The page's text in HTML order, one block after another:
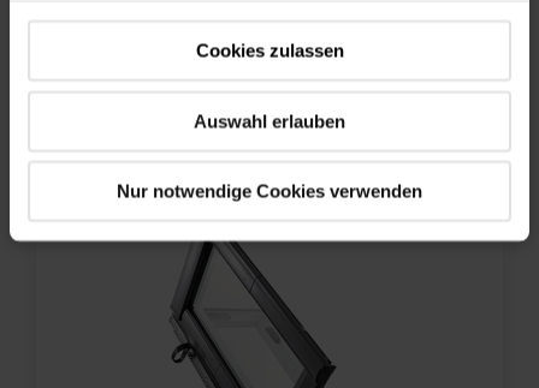
Cookies zulassen
Auswahl erlauben
Nur notwendige Cookies verwenden